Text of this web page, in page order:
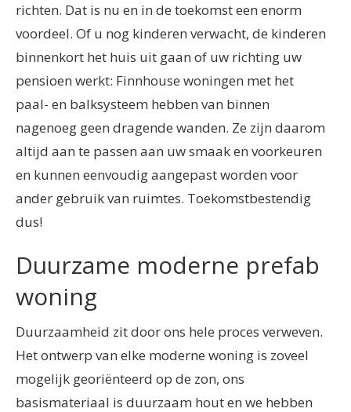
richten. Dat is nu en in de toekomst een enorm
voordeel. Of u nog kinderen verwacht, de kinderen
binnenkort het huis uit gaan of uw richting uw
pensioen werkt: Finnhouse woningen met het
paal- en balksysteem hebben van binnen
nagenoeg geen dragende wanden. Ze zijn daarom
altijd aan te passen aan uw smaak en voorkeuren
en kunnen eenvoudig aangepast worden voor
ander gebruik van ruimtes. Toekomstbestendig
dus!
Duurzame moderne prefab
woning
Duurzaamheid zit door ons hele proces verweven.
Het ontwerp van elke moderne woning is zoveel
mogelijk georiënteerd op de zon, ons
basismateriaal is duurzaam hout en we hebben